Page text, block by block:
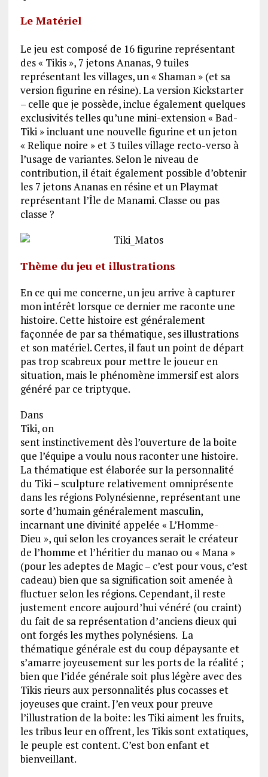
Le Matériel
Le jeu est composé de 16 figurine représentant
des « Tikis », 7 jetons Ananas, 9 tuiles
représentant les villages, un « Shaman » (et sa
version figurine en résine). La version Kickstarter
– celle que je possède, inclue également quelques
exclusivités telles qu’une mini-extension « Bad-
Tiki » incluant une nouvelle figurine et un jeton
« Relique noire » et 3 tuiles village recto-verso à
l’usage de variantes. Selon le niveau de
contribution, il était également possible d’obtenir
les 7 jetons Ananas en résine et un Playmat
représentant l’Île de Manami. Classe ou pas
classe ?
Thème du jeu et illustrations
En ce qui me concerne, un jeu arrive à capturer
mon intérêt lorsque ce dernier me raconte une
histoire. Cette histoire est généralement
façonnée de par sa thématique, ses illustrations
et son matériel. Certes, il faut un point de départ
pas trop scabreux pour mettre le joueur en
situation, mais le phénomène immersif est alors
généré par ce triptyque.
Dans
Tiki, on
sent instinctivement dès l’ouverture de la boite
que l’équipe a voulu nous raconter une histoire.
La thématique est élaborée sur la personnalité
du Tiki – sculpture relativement omniprésente
dans les régions Polynésienne, représentant une
sorte d’humain généralement masculin,
incarnant une divinité appelée « L’Homme-
Dieu », qui selon les croyances serait le créateur
de l’homme et l’héritier du manao ou « Mana »
(pour les adeptes de Magic – c’est pour vous, c’est
cadeau) bien que sa signification soit amenée à
fluctuer selon les régions. Cependant, il reste
justement encore aujourd’hui vénéré (ou craint)
du fait de sa représentation d’anciens dieux qui
ont forgés les mythes polynésiens. La
thématique générale est du coup dépaysante et
s’amarre joyeusement sur les ports de la réalité ;
bien que l’idée générale soit plus légère avec des
Tikis rieurs aux personnalités plus cocasses et
joyeuses que craint. J’en veux pour preuve
l’illustration de la boite: les Tiki aiment les fruits,
les tribus leur en offrent, les Tikis sont extatiques,
le peuple est content. C’est bon enfant et
bienveillant.